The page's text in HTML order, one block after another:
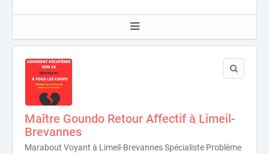
Maître Goundo Retour Affectif à Limeil-
Brevannes
Marabout Voyant à Limeil-Brevannes Spécialiste Problème